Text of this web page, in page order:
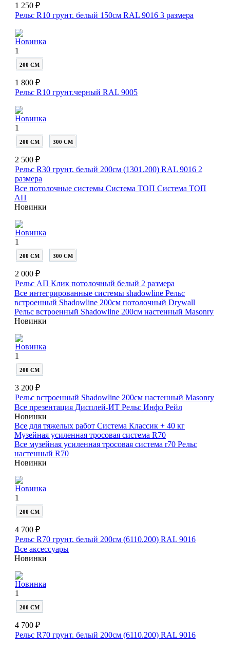
1 250 ₽
Рельс R10 грунт. белый 150см RAL 9016 3 размера
Новинка
1
200 СМ
1 800 ₽
Рельс R10 грунт.черный RAL 9005
Новинка
1
200 СМ 300 СМ
2 500 ₽
Рельс R30 грунт. белый 200см (1301.200) RAL 9016 2
размера
Все потолочные системы Система ТОП Система ТОП
АП
Новинки
Новинка
1
200 СМ 300 СМ
2 000 ₽
Рельс АП Клик потолочный белый 2 размера
Все интегрированные системы shadowline Рельс
встроенный Shadowline 200см потолочный Drywall
Рельс встроенный Shadowline 200см настенный Masonry
Новинки
Новинка
1
200 СМ
3 200 ₽
Рельс встроенный Shadowline 200см настенный Masonry
Все презентация Дисплей-ИТ Рельс Инфо Рейл
Новинки
Все для тяжелых работ Система Классик + 40 кг
Музейная усиленная тросовая система R70
Все музейная усиленная тросовая система r70 Рельс
настенный R70
Новинки
Новинка
1
200 СМ
4 700 ₽
Рельс R70 грунт. белый 200см (6110.200) RAL 9016
Все аксессуары
Новинки
Новинка
1
200 СМ
4 700 ₽
Рельс R70 грунт. белый 200см (6110.200) RAL 9016